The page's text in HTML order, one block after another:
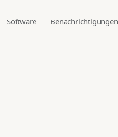
Software Benachrichtigungen